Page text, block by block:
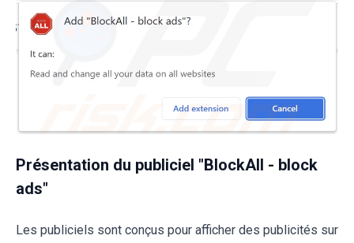
Présentation du publiciel "BlockAll - block
ads"
Les publiciels sont conçus pour afficher des publicités sur